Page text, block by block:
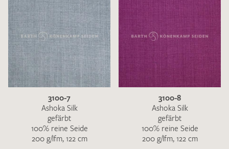
3100-7
Ashoka Silk
gefärbt
100% reine Seide
200 g/lfm, 122 cm
3100-8
Ashoka Silk
gefärbt
100% reine Seide
200 g/lfm, 122 cm